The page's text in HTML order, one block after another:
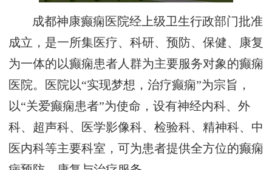
成都神康癫痫医院经上级卫生行政部门批准
成立，是一所集医疗、科研、预防、保健、康复
为一体的以癫痫患者人群为主要服务对象的癫痫
医院。医院以“实现梦想，治疗癫痫”为宗旨，
以“关爱癫痫患者”为使命，设有神经内科、外
科、超声科、医学影像科、检验科、精神科、中
医内科等主要科室，可为患者提供全方位的癫痫